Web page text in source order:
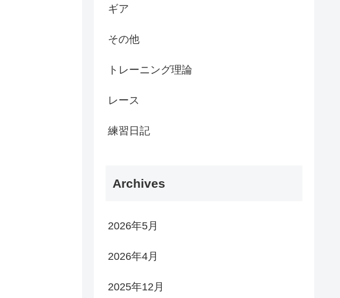
ギア
その他
トレーニング理論
レース
練習日記
Archives
2026年5月
2026年4月
2025年12月